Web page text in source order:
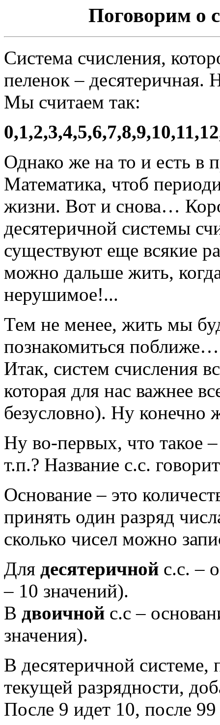
Поговорим о
Система счисления,
пеленок – десятеричная.
Мы считаем так:
Однако же на то и есть в
Математика, чтоб
жизни. Вот и снова…
десятеричной системы
существуют еще всякие
можно дальше жить,
нерушимое!...
Тем не менее, жить мы
познакомиться поближе…
Итак, систем счисления
которая для нас важнее
безусловно). Ну конечно
Ну во-первых, что такое
т.п.? Название с.с.
Основание – это
принять один разряд
сколько чисел можно
Для десятеричной с.с. –
– 10 значений).
В двоичной с.с –
значения).
В десятеричной системе,
текущей разрядности,
После 9 идет 10, после